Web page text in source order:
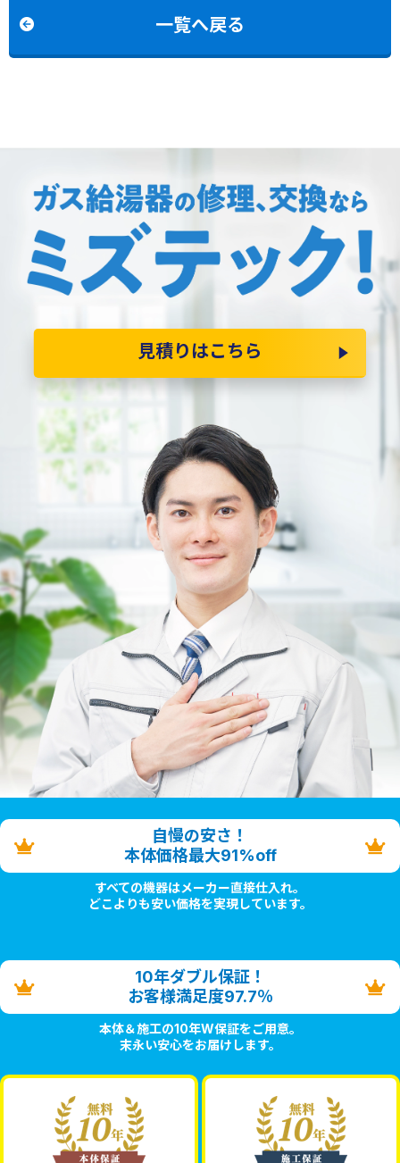
一覧へ戻る
見積りはこちら
自慢の安さ！
本体価格最大91%off
すべての機器はメーカー直接仕入れ。
どこよりも安い価格を実現しています。
10年ダブル保証！
お客様満足度97.7％
本体＆施工の10年W保証をご用意。
末永い安心をお届けします。